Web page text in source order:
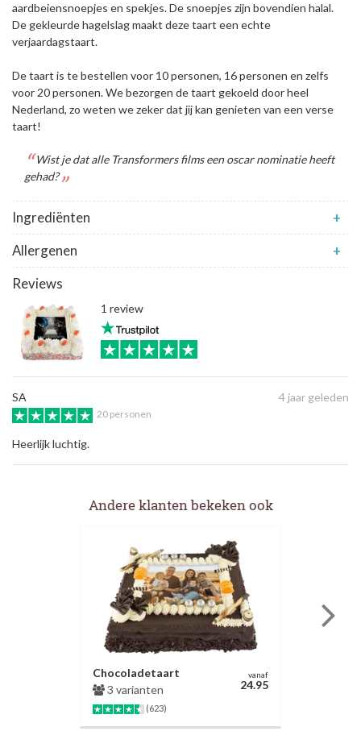
aardbeiensnoepjes en spekjes. De snoepjes zijn bovendien halal.
De gekleurde hagelslag maakt deze taart een echte
verjaardagstaart.
De taart is te bestellen voor 10 personen, 16 personen en zelfs
voor 20 personen. We bezorgen de taart gekoeld door heel
Nederland, zo weten we zeker dat jij kan genieten van een verse
taart!
Ingrediënten
+
Allergenen
+
Wist je dat alle Transformers films een oscar nominatie heeft
gehad?
Reviews
1 review
SA 4 jaar geleden
20 personen
Heerlijk luchtig.
Andere klanten bekeken ook
Chocoladetaart
3 varianten
(623)
vanaf
24.95